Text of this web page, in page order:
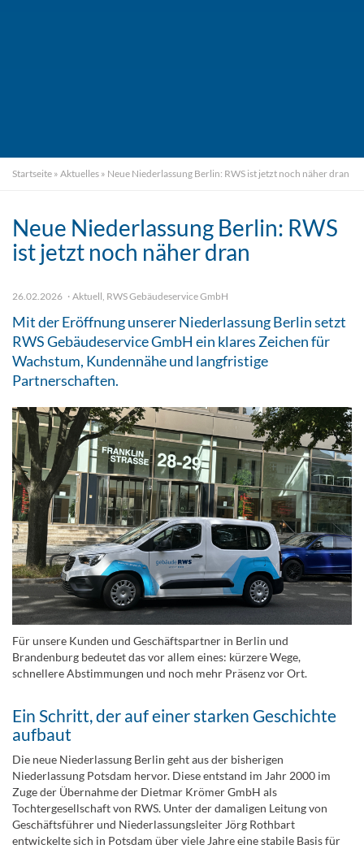
Startseite » Aktuelles » Neue Niederlassung Berlin: RWS ist jetzt noch näher dran
Neue Niederlassung Berlin: RWS
ist jetzt noch näher dran
26.02.2026 Aktuell RWS Gebäudeservice GmbH
Mit der Eröffnung unserer Niederlassung Berlin setzt
RWS Gebäudeservice GmbH ein klares Zeichen für
Wachstum, Kundennähe und langfristige
Partnerschaften.
Für unsere Kunden und Geschäftspartner in Berlin und
Brandenburg bedeutet das vor allem eines: kürzere Wege,
schnellere Abstimmungen und noch mehr Präsenz vor Ort.
Ein Schritt, der auf einer starken Geschichte
aufbaut
Die neue Niederlassung Berlin geht aus der bisherigen
Niederlassung Potsdam hervor. Diese entstand im Jahr 2000 im
Zuge der Übernahme der Dietmar Krömer GmbH als
Tochtergesellschaft von RWS. Unter der damaligen Leitung von
Geschäftsführer und Niederlassungsleiter Jörg Rothbart
entwickelte sich in Potsdam über viele Jahre eine stabile Basis für